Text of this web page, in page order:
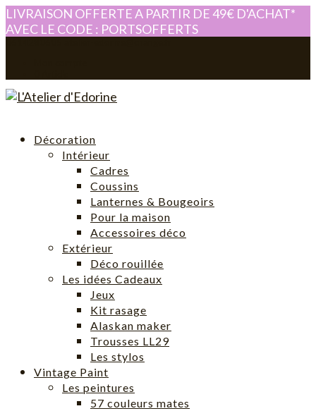
LIVRAISON OFFERTE A PARTIR DE 49€ D'ACHAT*
AVEC LE CODE : PORTSOFFERTS
Décoration
Intérieur
Cadres
Coussins
Lanternes & Bougeoirs
Pour la maison
Accessoires déco
Extérieur
Déco rouillée
Les idées Cadeaux
Jeux
Kit rasage
Alaskan maker
Trousses LL29
Les stylos
Vintage Paint
Les peintures
57 couleurs mates